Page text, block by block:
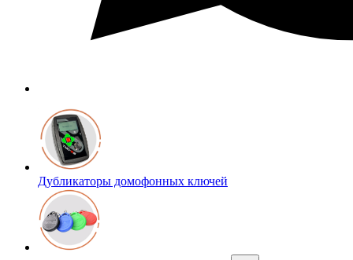
Дубликаторы домофонных ключей